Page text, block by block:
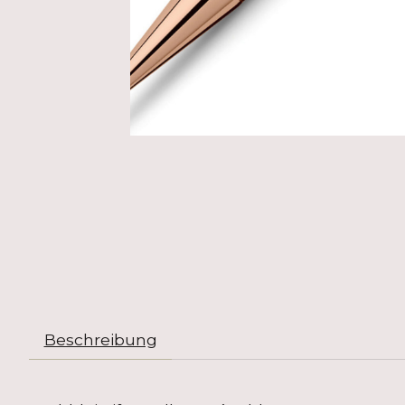
Beschreibung